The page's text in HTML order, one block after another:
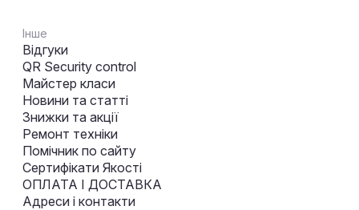
Інше
Відгуки
QR Security control
Майстер класи
Новини та статті
Знижки та акції
Ремонт техніки
Помічник по сайту
Сертифікати Якості
ОПЛАТА І ДОСТАВКА
Адреси і контакти